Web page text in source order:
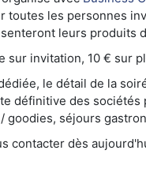
toutes les personnes
leurs produits
sur invitation, 10 € sur
le détail de la
définitive des
goodies, séjours
contacter dès